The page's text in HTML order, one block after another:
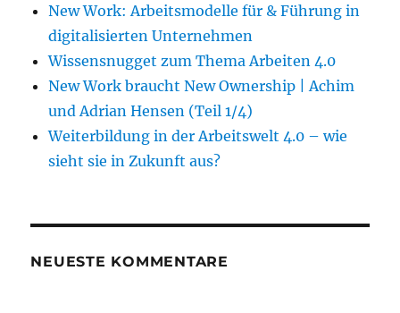
New Work: Arbeitsmodelle für & Führung in
digitalisierten Unternehmen
Wissensnugget zum Thema Arbeiten 4.0
New Work braucht New Ownership | Achim
und Adrian Hensen (Teil 1/4)
Weiterbildung in der Arbeitswelt 4.0 – wie
sieht sie in Zukunft aus?
NEUESTE KOMMENTARE